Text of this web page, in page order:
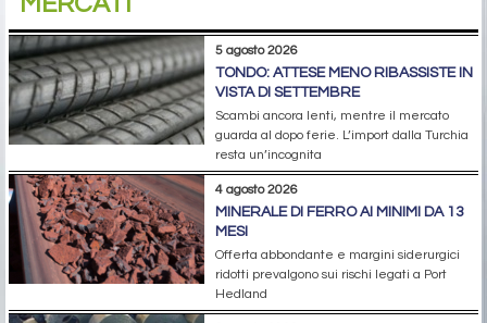
5 agosto 2026
TONDO: ATTESE MENO RIBASSISTE IN
VISTA DI SETTEMBRE
Scambi ancora lenti, mentre il mercato
guarda al dopo ferie. L’import dalla Turchia
resta un’incognita
4 agosto 2026
MINERALE DI FERRO AI MINIMI DA 13
MESI
Offerta abbondante e margini siderurgici
ridotti prevalgono sui rischi legati a Port
Hedland